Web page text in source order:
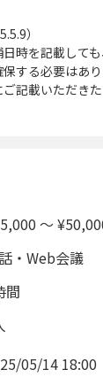
）
時を記載して
する必要はあり
記載いただき
〜
・Web会議
間
05/14 18:00